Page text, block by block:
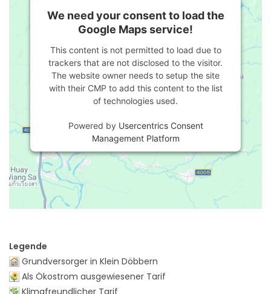
We need your consent to load the
Google Maps service!
This content is not permitted to load due to
trackers that are not disclosed to the visitor.
The website owner needs to setup the site
with their CMP to add this content to the list
of technologies used.
Powered by Usercentrics Consent
Management Platform
Legende
Grundversorger in Klein Döbbern
Als Ökostrom ausgewiesener Tarif
Klimafreundlicher Tarif